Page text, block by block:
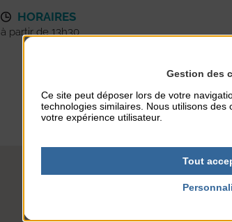
HORAIRES
à partir de 13h30
Gestion des
Ce site peut déposer lors de votre
technologies similaires. Nous utilisons
votre expérience utilisateur.
Tout